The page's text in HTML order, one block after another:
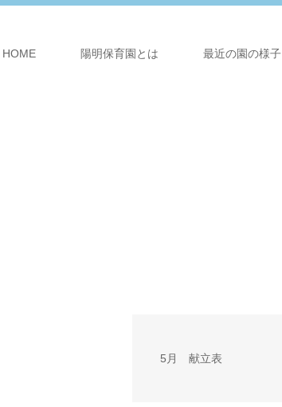
HOME 陽明保育園とは 最近の園の様子
5月 献立表